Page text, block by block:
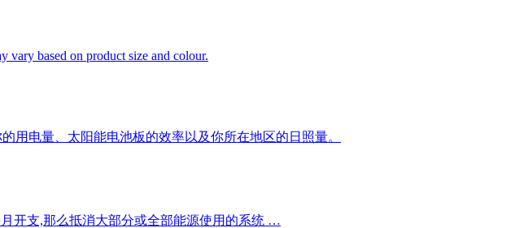
vary based on product size and colour.
用电量、太阳能电池板的效率以及你所在地区的日照量。
开支,那么抵消大部分或全部能源使用的系统 …